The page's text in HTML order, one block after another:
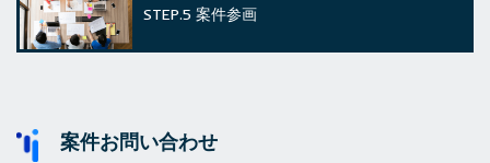
STEP.5 案件参画
案件お問い合わせ